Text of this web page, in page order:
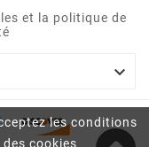
les conditions
cookies
et la politique de
